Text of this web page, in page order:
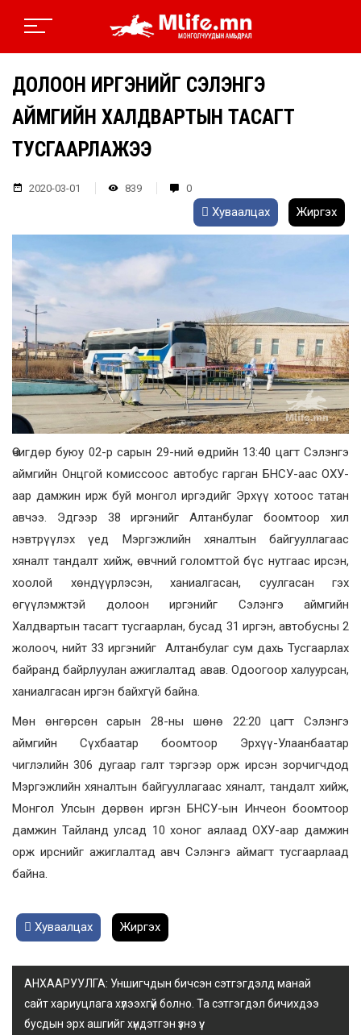
ДОЛООН ИРГЭНИЙГ СЭЛЭНГЭ
АЙМГИЙН ХАЛДВАРТЫН ТАСАГТ
ТУСГААРЛАЖЭЭ
2020-03-01 839 0
Хуваалцах Жиргэх
Өчигдөр буюу 02-р сарын 29-ний өдрийн 13:40 цагт Сэлэнгэ
аймгийн Онцгой комиссоос автобус гарган БНСУ-аас ОХУ-
аар дамжин ирж буй монгол иргэдийг Эрхүү хотоос татан
авчээ. Эдгээр 38 иргэнийг Алтанбулаг боомтоор хил
нэвтрүүлэх үед Мэргэжлийн хяналтын байгууллагаас
хяналт тандалт хийж, өвчний голомттой бүс нутгаас ирсэн,
хоолой хөндүүрлэсэн, ханиалгасан, суулгасан гэх
өгүүлэмжтэй долоон иргэнийг Сэлэнгэ аймгийн
Халдвартын тасагт тусгаарлан, бусад 31 иргэн, автобусны 2
жолооч, нийт 33 иргэнийг Алтанбулаг сум дахь Тусгаарлах
байранд байрлуулан ажиглалтад авав. Одоогоор халуурсан,
ханиалгасан иргэн байхгүй байна.
Мөн өнгөрсөн сарын 28-ны шөнө 22:20 цагт Сэлэнгэ
аймгийн Сүхбаатар боомтоор Эрхүү-Улаанбаатар
чиглэлийн 306 дугаар галт тэргээр орж ирсэн зорчигчдод
Мэргэжлийн хяналтын байгууллагаас хяналт, тандалт хийж,
Монгол Улсын дөрвөн иргэн БНСУ-ын Инчеон боомтоор
дамжин Тайланд улсад 10 хоног аялаад ОХУ-аар дамжин
орж ирснийг ажиглалтад авч Сэлэнгэ аймагт тусгаарлаад
байна.
Хуваалцах Жиргэх
АНХААРУУЛГА: Уншигчдын бичсэн сэтгэгдэлд манай
сайт хариуцлага хүлээхгүй болно. Та сэтгэгдэл бичихдээ
бусдын эрх ашгийг хүндэтгэн үзнэ үү.